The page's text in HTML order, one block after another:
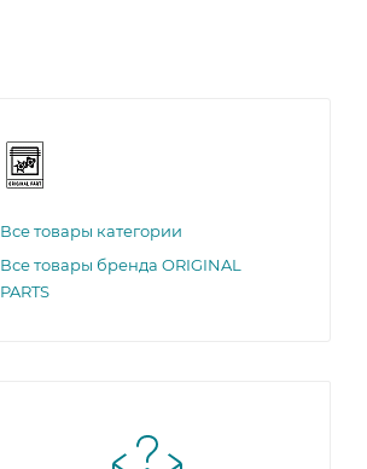
Все товары категории
Все товары бренда ORIGINAL
PARTS